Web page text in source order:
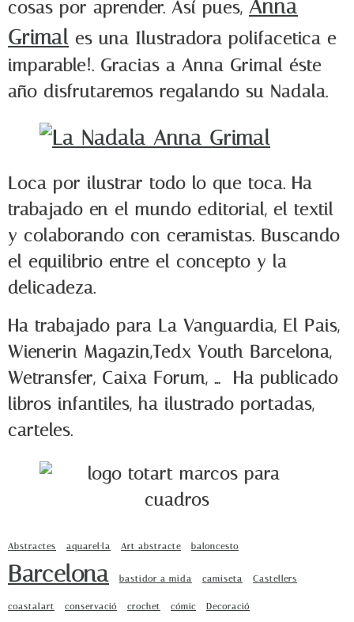
cosas por aprender. Así pues, Anna
Grimal es una Ilustradora polifacetica e
imparable!. Gracias a Anna Grimal éste
año disfrutaremos regalando su Nadala.
Loca por ilustrar todo lo que toca. Ha
trabajado en el mundo editorial, el textil
y colaborando con ceramistas. Buscando
el equilibrio entre el concepto y la
delicadeza.
Ha trabajado para La Vanguardia, El Pais,
Wienerin Magazin,Tedx Youth Barcelona,
Wetransfer, Caixa Forum, … Ha publicado
libros infantiles, ha ilustrado portadas,
carteles.
Abstractes aquarel·la Art abstracte baloncesto
Barcelona bastidor a mida camiseta Castellers
coastalart conservació crochet cómic Decoració